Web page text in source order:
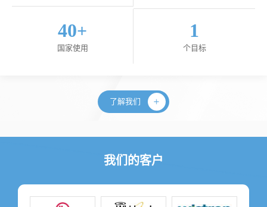
40+
国家使用
1
个目标
了解我们
我们的客户